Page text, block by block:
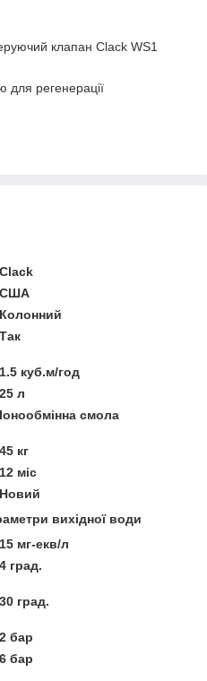
клапан Clack WS1
для регенерації
Clack
США
Колонний
Так
1.5 куб.м/год
25 л
Іонообмінна смола
45 кг
12 міс
Новий
вихідної води
15 мг-екв/л
4 град.
30 град.
2 бар
6 бар